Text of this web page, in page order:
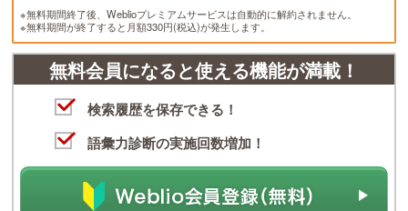
※無料期間終了後、Weblioプレミアムサービスは自動的に解約されません。
※無料期間が終了すると月額330円(税込)が発生します。
無料会員になると使える機能が満載！
検索履歴を保存できる！
語彙力診断の実施回数増加！